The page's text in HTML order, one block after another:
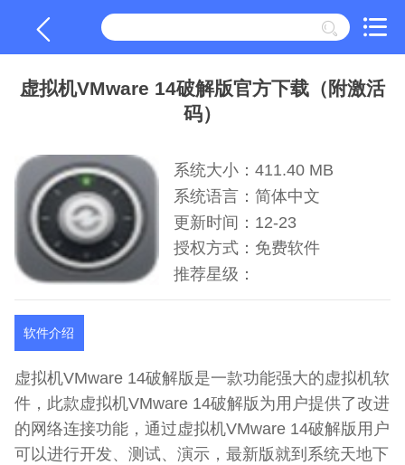
虚拟机VMware 14破解版官方下载（附激活
码）
系统大小：411.40 MB
系统语言：简体中文
更新时间：12-23
授权方式：免费软件
推荐星级：
软件介绍
虚拟机VMware 14破解版是一款功能强大的虚拟机软
件，此款虚拟机VMware 14破解版为用户提供了改进
的网络连接功能，通过虚拟机VMware 14破解版用户
可以进行开发、测试、演示，最新版就到系统天地下